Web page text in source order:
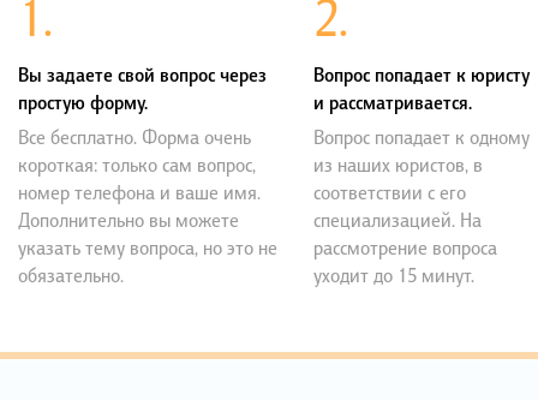
1.
Вы задаете свой вопрос через
простую форму.
Все бесплатно. Форма очень
короткая: только сам вопрос,
номер телефона и ваше имя.
Дополнительно вы можете
указать тему вопроса, но это не
обязательно.
2.
Вопрос попадает к юристу
и рассматривается.
Вопрос попадает к одному
из наших юристов, в
соответствии с его
специализацией. На
рассмотрение вопроса
уходит до 15 минут.